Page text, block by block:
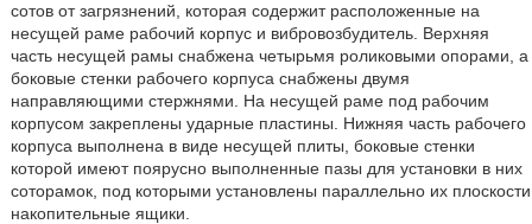
сотов от загрязнений, которая содержит расположенные на
несущей раме рабочий корпус и вибровозбудитель. Верхняя
часть несущей рамы снабжена четырьмя роликовыми опорами, а
боковые стенки рабочего корпуса снабжены двумя
направляющими стержнями. На несущей раме под рабочим
корпусом закреплены ударные пластины. Нижняя часть рабочего
корпуса выполнена в виде несущей плиты, боковые стенки
которой имеют поярусно выполненные пазы для установки в них
соторамок, под которыми установлены параллельно их плоскости
накопительные ящики.